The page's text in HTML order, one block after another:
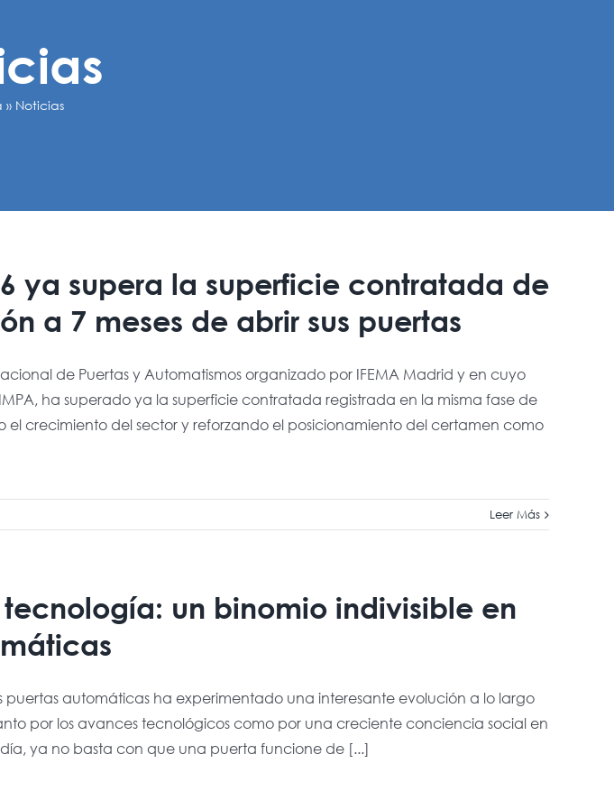
» Noticias
ya supera la superficie contratada de
a 7 meses de abrir sus puertas
de Puertas y Automatismos organizado por IFEMA Madrid y en cuyo
ha superado ya la superficie contratada registrada en la misma fase de
el crecimiento del sector y reforzando el posicionamiento del certamen como
Leer Más
un binomio indivisible en
puertas automáticas ha experimentado una interesante evolución a lo largo
por los avances tecnológicos como por una creciente conciencia social en
ya no basta con que una puerta funcione de [...]